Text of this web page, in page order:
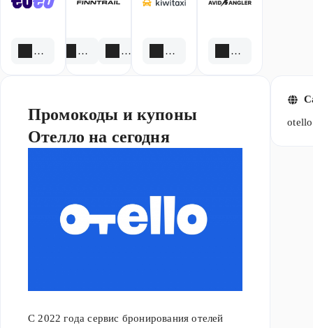
3 акции 5 акций 1 скидка 1 скидка 1 акция
Промокоды и купоны
Отелло на сегодня
С 2022 года сервис бронирования отелей